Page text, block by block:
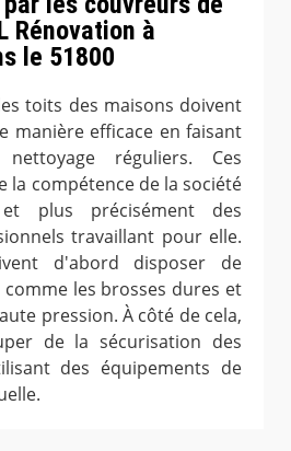
Rénovation à
le 51800
toits des maisons doivent
manière efficace en faisant
réguliers. Ces
la compétence de la société
plus précisément des
travaillant pour elle.
d'abord disposer de
les brosses dures et
pression. À côté de cela,
de la sécurisation des
des équipements de